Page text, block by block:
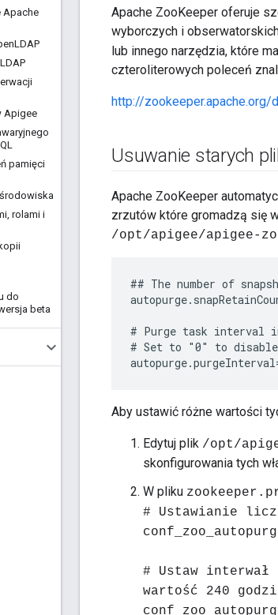
Apache
LDAP
Apigee
pamięci
, rolami i
do
beta
Apache ZooKeeper oferuje
wyborczych i
lub innego narzędzia, które
czteroliterowych poleceń
http://
Usuwanie starych
Apache ZooKeeper
zrzutów które gromadzą się
/opt/apigee/apigee-
## The number of
# Purge task interval
# Set to "0" to disable
Aby ustawić różne wartości
Edytuj plik /opt/
skonfigurowania tych
W pliku
# Ustawianie
# Ustaw interwał
wartość 240